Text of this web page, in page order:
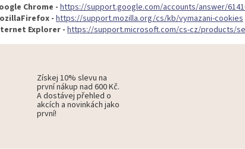
Chrome -https://support.google.com/accounts/answer/
- https://support.mozilla.org/cs/kb/vymazani-cookies
Explorer -https://support.microsoft.com/cs-cz/products/
Získej 10% slevu na
první nákup nad 600 Kč.
A dostávej přehled o
akcích a novinkách jako
první!